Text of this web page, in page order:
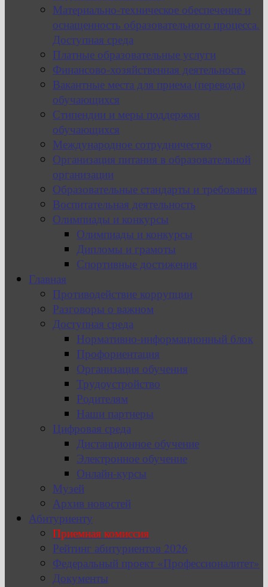
Материально-техническое обеспечение и
оснащенность образовательного процесса.
Доступная среда
Платные образовательные услуги
Финансово-хозяйственная деятельность
Вакантные места для приема (перевода)
обучающихся
Стипендии и меры поддержки
обучающихся
Международное сотрудничество
Организация питания в образовательной
организации
Образовательные стандарты и требования
Воспитательная деятельность
Олимпиады и конкурсы
Олимпиады и конкурсы
Дипломы и грамоты
Спортивные достижения
Главная
Противодействие коррупции
Разговоры о важном
Доступная среда
Нормативно-информационный блок
Профориентация
Организация обучения
Трудоустройство
Родителям
Наши партнеры
Цифровая среда
Дистанционное обучение
Электронное обучение
Онлайн-курсы
Музей
Архив новостей
Абитуриенту
Приемная комиссия
Рейтинг абитуриентов 2026
Федеральный проект «Профессионалитет»
Документы